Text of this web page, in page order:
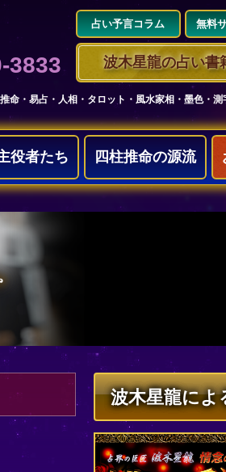
3833
占い予言コラム 無料
波木星龍の占い書
命・易占・人相・タロット・風水家相・墨色・測
役者たち 四柱推命の源流
波木星龍によ